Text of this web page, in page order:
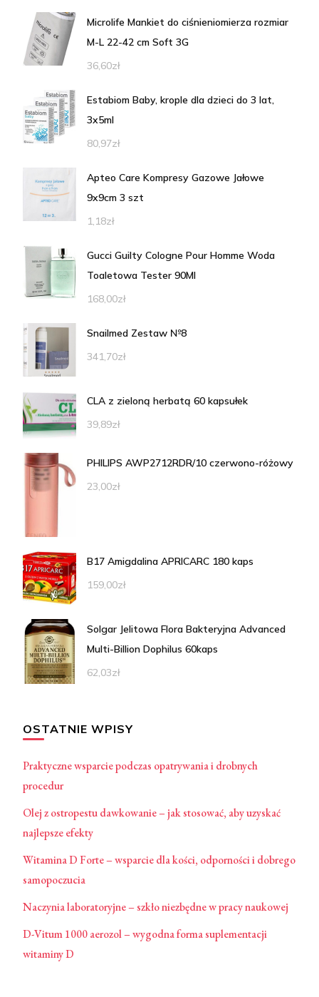
Microlife Mankiet do ciśnieniomierza rozmiar
M-L 22-42 cm Soft 3G
36,60zł
Estabiom Baby, krople dla dzieci do 3 lat,
3x5ml
80,97zł
Apteo Care Kompresy Gazowe Jałowe
9x9cm 3 szt
1,18zł
Gucci Guilty Cologne Pour Homme Woda
Toaletowa Tester 90Ml
168,00zł
Snailmed Zestaw №8
341,70zł
CLA z zieloną herbatą 60 kapsułek
39,89zł
PHILIPS AWP2712RDR/10 czerwono-różowy
23,00zł
B17 Amigdalina APRICARC 180 kaps
159,00zł
Solgar Jelitowa Flora Bakteryjna Advanced
Multi-Billion Dophilus 60kaps
62,03zł
OSTATNIE WPISY
Praktyczne wsparcie podczas opatrywania i drobnych
procedur
Olej z ostropestu dawkowanie – jak stosować, aby uzyskać
najlepsze efekty
Witamina D Forte – wsparcie dla kości, odporności i dobrego
samopoczucia
Naczynia laboratoryjne – szkło niezbędne w pracy naukowej
D-Vitum 1000 aerozol – wygodna forma suplementacji
witaminy D